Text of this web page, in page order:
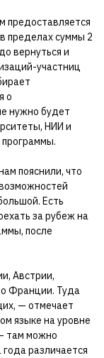
предоставляется
пределах суммы 2
вернуться и
участниц
о
нужно будет
НИИ и
пояснили, что
Есть
за рубеж на
после
Австрии,
Франции. Туда
— отмечает
языке на уровне
там можно
различается